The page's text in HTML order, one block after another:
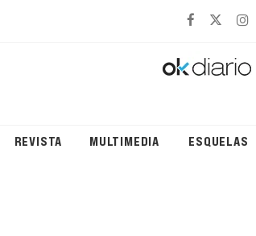
REVISTA MULTIMEDIA ESQUELAS